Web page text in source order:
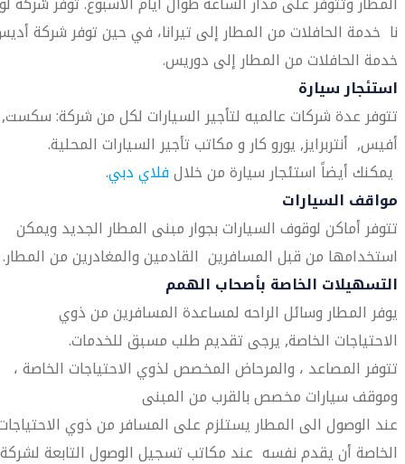
نا خدمة الحافلات من المطار إلى تيرانا، في حين توفر شركة
خدمة الحافلات من المطار إلى دوريس.
استئجار سيارة
تتوفر عدة شركات عالميه لتأجير السيارات لكل من شركة: سكست,
أفيس, أنتربرايز, يورو كار و مكاتب تأجير السيارات المحلية.
يمكنك أيضاً استئجار سيارة من خلالفلاي دبي.
مواقف السيارات
تتوفر أماكن لوقوف السيارات بجوار مبنى المطار الجديد ويمكن
استخدامها من قبل المسافرين القادمين والمغادرين من المطار.
التسهيلات الخاصة بأصحاب الهمم
يوفر المطار وسائل الراحه لمساعدة المسافرين من ذوي
الاحتياجات الخاصة, يرجى تقديم طلب مسبق للخدمات.
تتوفر المصاعد ، والمرحاض المخصص لذوي الاحتياجات الخاصة ،
وموقف سيارات مخصص بالقرب من المبنى
عند الوصول الى المطار يستلزم على المسافر من ذوي
الخاصة أن يقدم نفسه عند مكاتب تسجيل الوصول التابعة لشركة